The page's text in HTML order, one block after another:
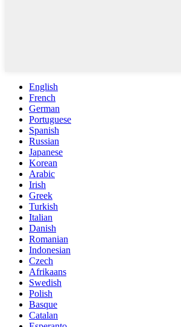
English
French
German
Portuguese
Spanish
Russian
Japanese
Korean
Arabic
Irish
Greek
Turkish
Italian
Danish
Romanian
Indonesian
Czech
Afrikaans
Swedish
Polish
Basque
Catalan